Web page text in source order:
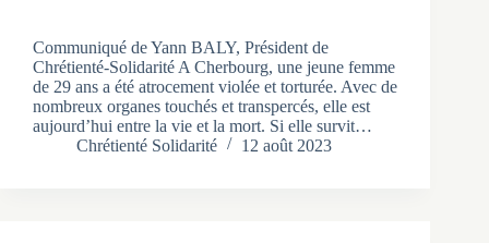
Communiqué de Yann BALY, Président de
Chrétienté-Solidarité A Cherbourg, une jeune femme
de 29 ans a été atrocement violée et torturée. Avec de
nombreux organes touchés et transpercés, elle est
aujourd’hui entre la vie et la mort. Si elle survit…
Chrétienté Solidarité
12 août 2023